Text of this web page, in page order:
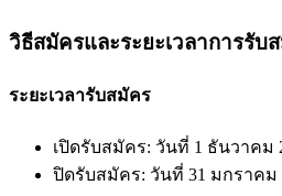
วิธีสมัครและระยะเวลาการรับ
ระยะเวลารับสมัคร
เปิดรับสมัคร: วันที่ 1 ธันวาคม
ปิดรับสมัคร: วันที่ 31 มกราคม